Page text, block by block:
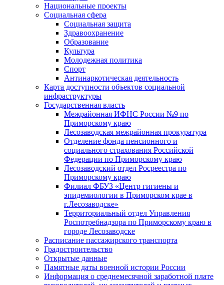
Национальные проекты
Социальная сфера
Социальная защита
Здравоохранение
Образование
Культура
Молодежная политика
Спорт
Антинаркотическая деятельность
Карта доступности объектов социальной
инфраструктуры
Государственная власть
Межрайонная ИФНС России №9 по
Приморскому краю
Лесозаводская межрайонная прокуратура
Отделение фонда пенсионного и
социального страхования Российской
Федерации по Приморскому краю
Лесозаводский отдел Росреестра по
Приморскому краю
Филиал ФБУЗ «Центр гигиены и
эпидемиологии в Приморском крае в
г.Лесозаводске»
Территориальный отдел Управления
Роспотребнадзора по Приморскому краю в
городе Лесозаводске
Расписание пассажирского транспорта
Градостроительство
Открытые данные
Памятные даты военной истории России
Информация о среднемесячной заработной плате